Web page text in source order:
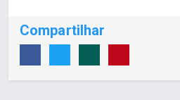
Compartilhar